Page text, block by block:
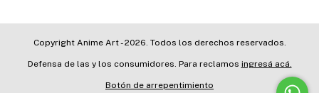
Copyright Anime Art - 2026. Todos los derechos reservados.
Defensa de las y los consumidores. Para reclamos ingresá acá.
Botón de arrepentimiento